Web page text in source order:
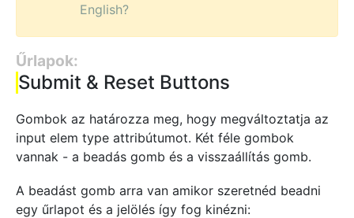
English?
Űrlapok:
Submit & Reset Buttons
Gombok az határozza meg, hogy megváltoztatja az
input elem type attribútumot. Két féle gombok
vannak - a beadás gomb és a visszaállítás gomb.
A beadást gomb arra van amikor szeretnéd beadni
egy űrlapot és a jelölés így fog kinézni: